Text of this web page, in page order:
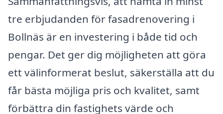
tre erbjudanden för fasadrenovering i
Bollnäs är en investering i både tid och
pengar. Det ger dig möjligheten att göra
ett välinformerat beslut, säkerställa att du
får bästa möjliga pris och kvalitet, samt
förbättra din fastighets värde och